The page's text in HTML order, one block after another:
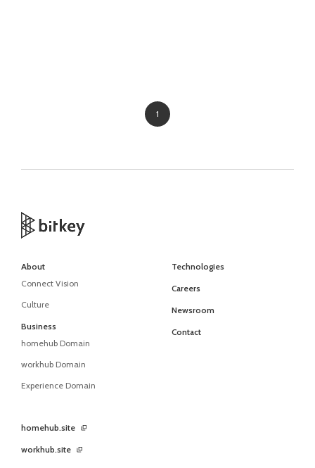
1
About
Connect Vision
Culture
Business
homehub Domain
workhub Domain
Experience Domain
Technologies
Careers
Newsroom
Contact
homehub.site
workhub.site